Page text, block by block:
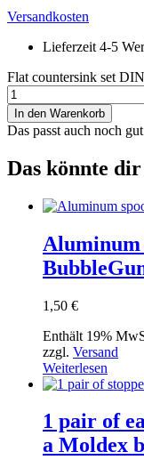
Versandkosten
Lieferzeit 4-5
Flat countersink set
In den Warenkorb
Das passt auch noch
Das könnte
Aluminum
1,50 €
Enthält 19%
zzgl. Versand
Weiterlesen
1 pair of
a Moldex